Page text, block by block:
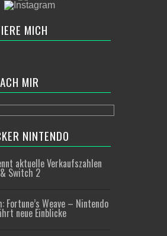
MICH
MIR
NINTENDO
aktuelle Verkaufszahlen
Switch 2
Fortune’s Weave – Nintendo
neue Einblicke